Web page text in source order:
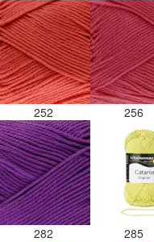
252 256
282 285